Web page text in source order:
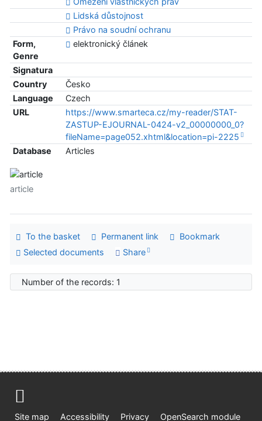
Lidská důstojnost
Právo na soudní ochranu
Form,
Genre
elektronický článek
Signatura
Country
Česko
Language
Czech
URL
https://www.smarteca.cz/my-reader/STAT-
ZASTUP-EJOURNAL-0424-v2_00000000_0?
fileName=page052.xhtml&location=pi-2225
Database
Articles
article
To the basket Permanent link
Bookmark
Selected documents
Share
Number of the records: 1
Site map Accessibility Privacy OpenSearch module